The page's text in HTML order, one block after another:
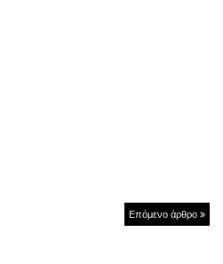
Επόμενο άρθρο